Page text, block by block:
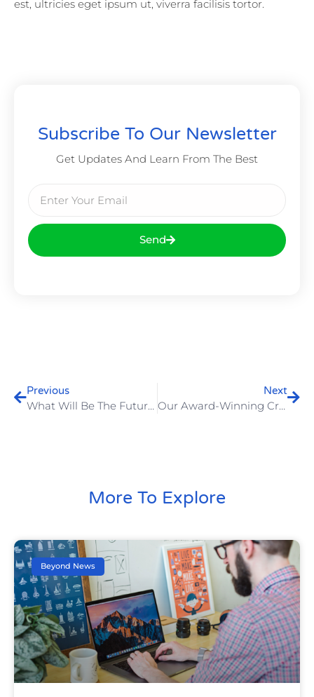
est, ultricies eget ipsum ut, viverra facilisis tortor.
Subscribe To Our Newsletter
Get Updates And Learn From The Best
Send
Previous Next
Our Award-Winning Creative Campaign
More To Explore
Beyond News